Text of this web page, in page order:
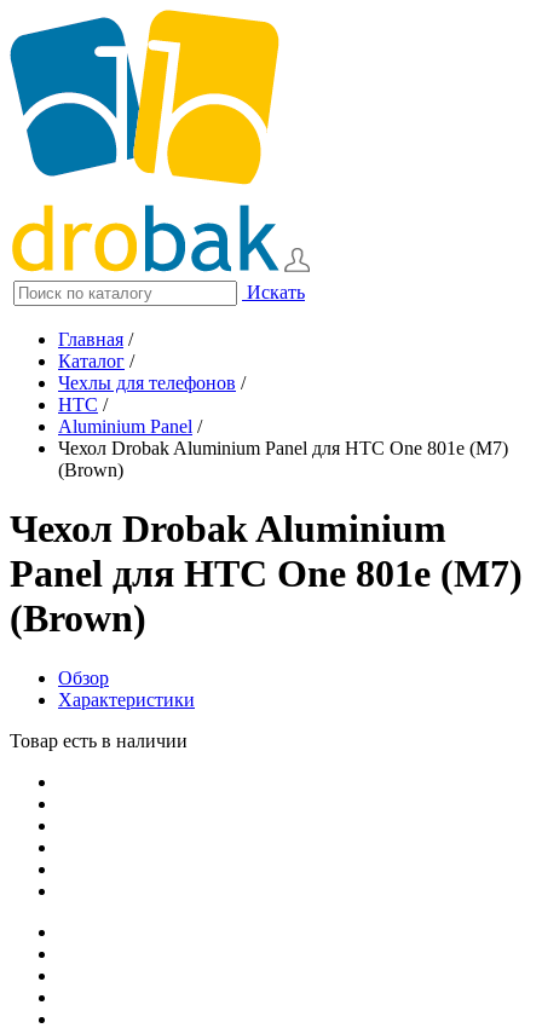
Искать
Главная /
Каталог /
Чехлы для телефонов /
HTC /
Aluminium Panel /
Чехол Drobak Aluminium Panel для HTC One 801e (M7)
(Brown)
Чехол Drobak Aluminium
Panel для HTC One 801e (M7)
(Brown)
Обзор
Характеристики
Товар есть в наличии